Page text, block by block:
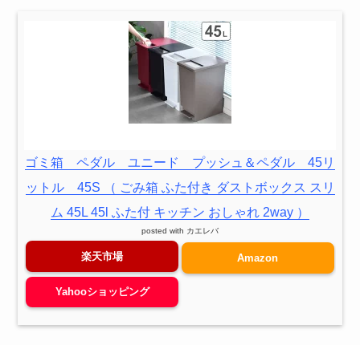
ゴミ箱 ペダル ユニード プッシュ＆ペダル 45リ
ットル 45S （ ごみ箱 ふた付き ダストボックス スリ
ム 45L 45l ふた付 キッチン おしゃれ 2way ）
posted with カエレバ
楽天市場 Amazon
Yahooショッピング